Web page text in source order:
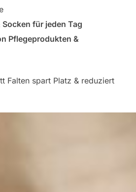
für jeden Tag
Pflegeprodukten &
Falten spart Platz & reduziert